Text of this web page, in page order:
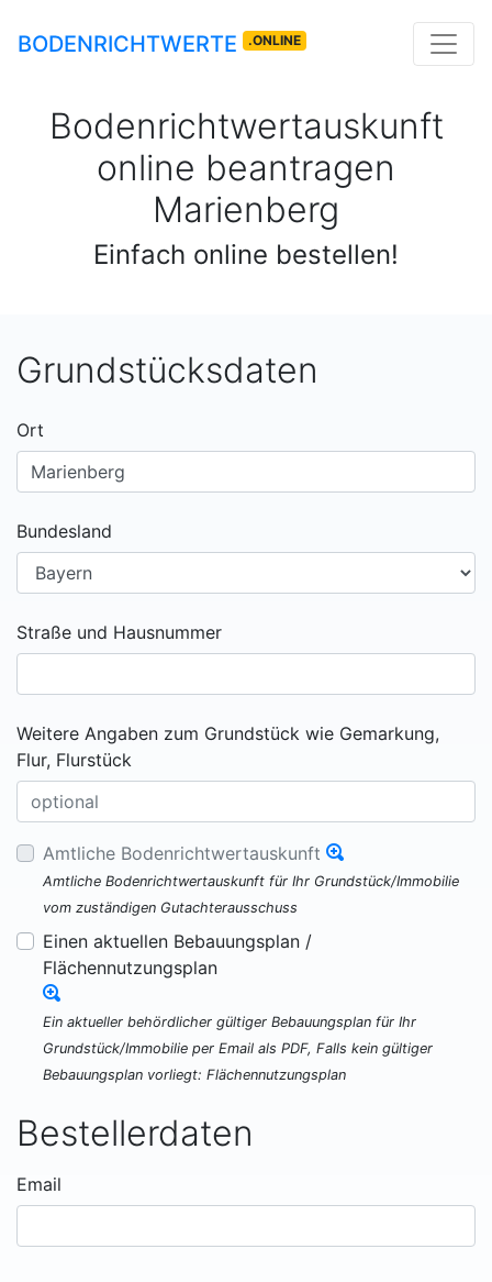
BODENRICHTWERTE .ONLINE
Bodenrichtwertauskunft
online beantragen
Marienberg
Einfach online bestellen!
Grundstücksdaten
Ort
Bundesland
Straße und Hausnummer
Weitere Angaben zum Grundstück wie Gemarkung,
Flur, Flurstück
Amtliche Bodenrichtwertauskunft
Amtliche Bodenrichtwertauskunft für Ihr Grundstück/Immobilie
vom zuständigen Gutachterausschuss
Einen aktuellen Bebauungsplan /
Flächennutzungsplan
Ein aktueller behördlicher gültiger Bebauungsplan für Ihr
Grundstück/Immobilie per Email als PDF, Falls kein gültiger
Bebauungsplan vorliegt: Flächennutzungsplan
Bestellerdaten
Email